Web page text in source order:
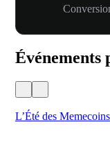
Événements
L’Été des